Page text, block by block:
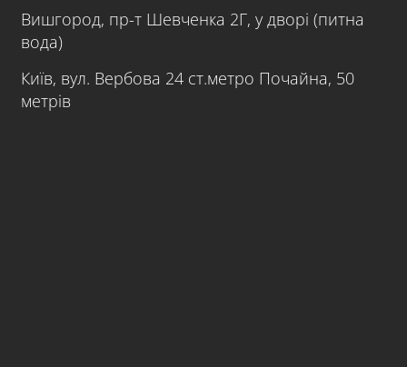
Вишгород, пр-т Шевченка 2Г, у дворі (питна
вода)
Київ, вул. Вербова 24 ст.метро Почайна, 50
метрів